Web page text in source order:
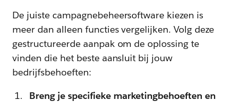
De juiste campagnebeheersoftware kiezen is
meer dan alleen functies vergelijken. Volg deze
gestructureerde aanpak om de oplossing te
vinden die het beste aansluit bij jouw
bedrijfsbehoeften:
Breng je specifieke marketingbehoeften en